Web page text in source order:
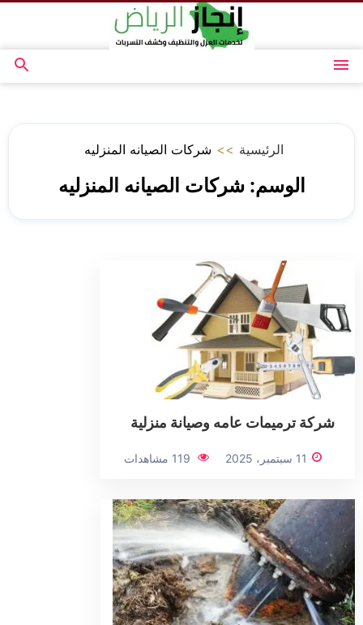
المحتوى
القائمة
بحث
الرئيسية >> شركات الصيانه المنزليه
الوسم:شركات الصيانه المنزليه
شركة ترميمات عامه وصيانة منزلية
11 سبتمبر، 2025 119 مشاهدات